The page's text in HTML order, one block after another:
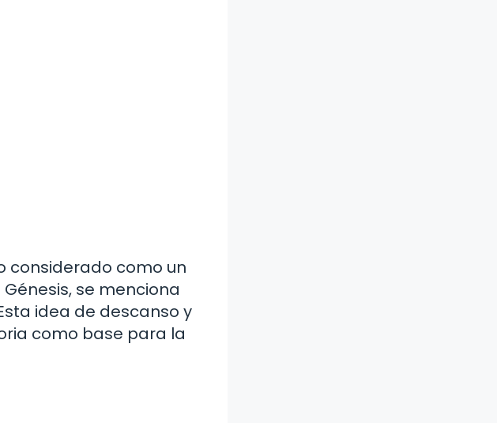
considerado como un
se menciona
idea de descanso y
como base para la